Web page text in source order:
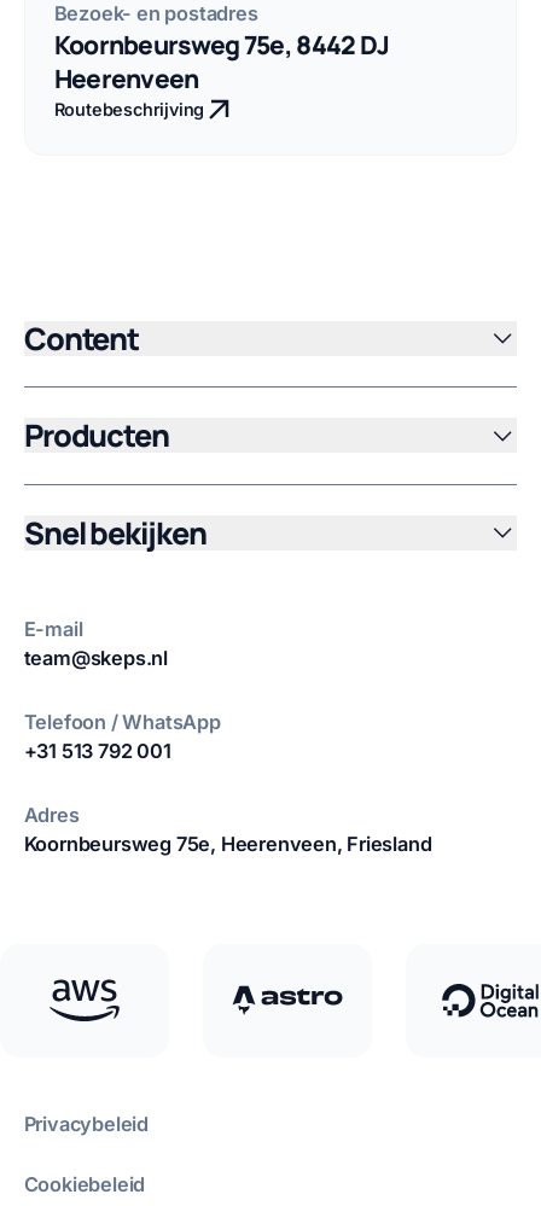
Bezoek- en postadres
Koornbeursweg 75e,8442 DJ
Heerenveen
Routebeschrijving
Content
Producten
Snel bekijken
E-mail
team@skeps.nl
Telefoon / WhatsApp
+31 513 792 001
Adres
Koornbeursweg 75e, Heerenveen, Friesland
Privacybeleid
Cookiebeleid